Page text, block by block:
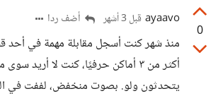
0
ayaavo قبل 3 أشهر أضف ردا
منذ شهر كنت أسجل مقابلة مهمة في أحد
أكثر من ٣ أماكن حرفيًا، كنت لا أريد
يتحدثون ولو. بصوت منخفض، لففت في